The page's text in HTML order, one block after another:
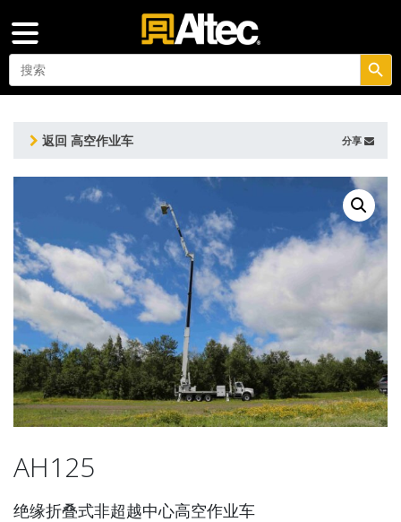
Search
for:
搜索按钮
返回 高空作业车 分享
AH125
绝缘折叠式非超越中心高空作业车